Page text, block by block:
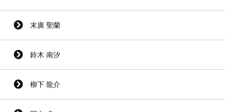
末廣 聖蘭
鈴木 南汐
柳下 龍介